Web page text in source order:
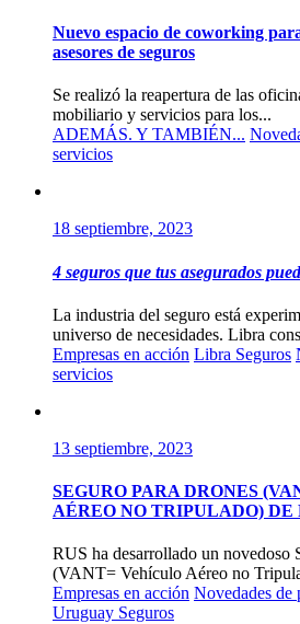
Nuevo espacio de coworking
asesores de seguros
Se realizó la reapertura de las
mobiliario y servicios para los...
ADEMÁS. Y TAMBIÉN...
servicios
18 septiembre, 2023
4 seguros que tus asegurados
La industria del seguro está
universo de necesidades. Libra
Empresas en acción Libra Seguros
servicios
13 septiembre, 2023
SEGURO PARA DRONES
AÉREO NO TRIPULADO) DE
RUS ha desarrollado un novedoso
(VANT= Vehículo Aéreo no
Empresas en acción Novedades de
Uruguay Seguros